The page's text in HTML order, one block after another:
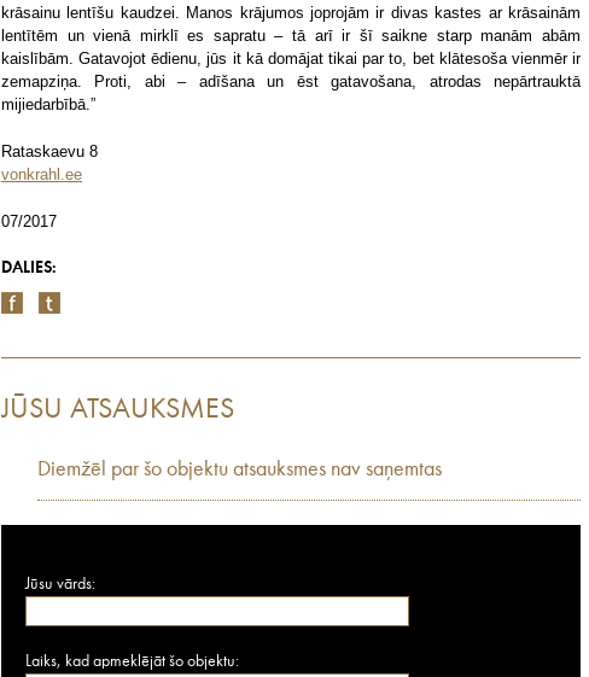
krāsainu lentīšu kaudzei. Manos krājumos joprojām ir divas kastes ar krāsainām
lentītēm un vienā mirklī es sapratu – tā arī ir šī saikne starp manām abām
kaislībām. Gatavojot ēdienu, jūs it kā domājat tikai par to, bet klātesoša vienmēr ir
zemapziņa. Proti, abi – adīšana un ēst gatavošana, atrodas nepārtrauktā
mijiedarbībā.”
Rataskaevu 8
vonkrahl.ee
07/2017
DALIES:
JŪSU ATSAUKSMES
Diemžēl par šo objektu atsauksmes nav saņemtas
Jūsu vārds:
Laiks, kad apmeklējāt šo objektu: